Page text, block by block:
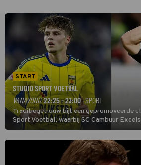
START
STUDIO SPORT VOETBAL
VANAVOND 22:25 - 23:00· SPORT
Traditiegetrouw bijt een gepromoveerde
Sport Voetbal, waarbij SC Cambuur
eerste wedstrijd van het nieuwe
oefenmeester is Johan Plat en hij wil